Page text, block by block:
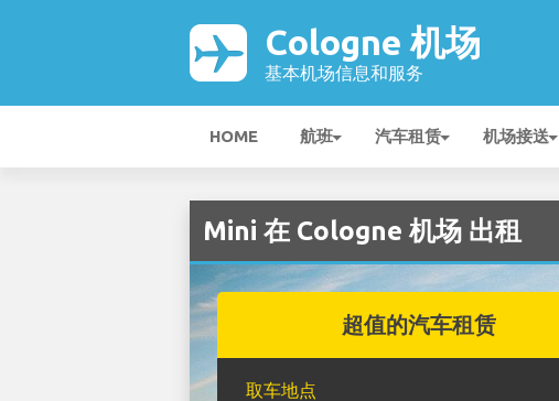
Cologne 机场
基本机场信息和服务
HOME 航班 汽车租赁 机场接送
Mini 在 Cologne 机场 出租
超值的汽车租赁
取车地点